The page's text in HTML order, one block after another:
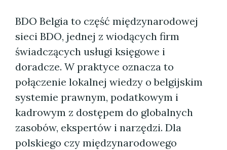
BDO Belgia to część międzynarodowej
sieci BDO, jednej z wiodących firm
świadczących usługi księgowe i
doradcze. W praktyce oznacza to
połączenie lokalnej wiedzy o belgijskim
systemie prawnym, podatkowym i
kadrowym z dostępem do globalnych
zasobów, ekspertów i narzędzi. Dla
polskiego czy międzynarodowego